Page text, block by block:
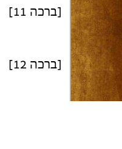
[ברכה 11]
[ברכה 12]